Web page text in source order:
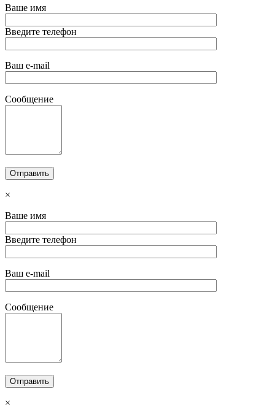
Ваше имя
Введите телефон
Ваш e-mail
Сообщение
×
Ваше имя
Введите телефон
Ваш e-mail
Сообщение
×